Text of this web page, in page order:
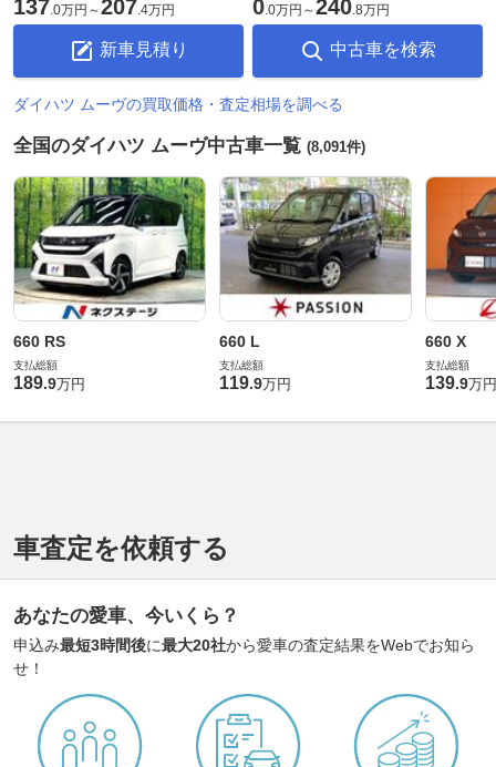
137.0万円 ～207.4万円
新車見積り
0.0万円 ～240.8万円
中古車を検索
ダイハツ ムーヴの買取価格・査定相場を調べる
全国のダイハツ ムーヴ中古車一覧 (8,091件)
660 RS
支払総額
189.9万円
660 L
支払総額
119.9万円
660 X
支払総額
139.9万円
車査定を依頼する
あなたの愛車、今いくら？
申込み最短3時間後に最大20社から愛車の査定結果をWebでお知ら
せ！